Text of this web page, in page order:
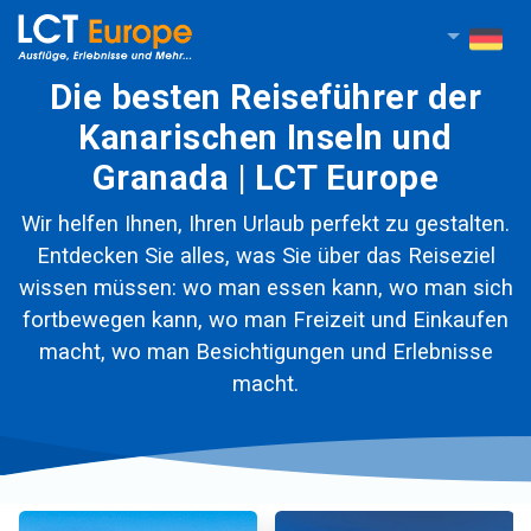
Die besten Reiseführer der
Kanarischen Inseln und
Granada | LCT Europe
Wir helfen Ihnen, Ihren Urlaub perfekt zu gestalten.
Entdecken Sie alles, was Sie über das Reiseziel
wissen müssen: wo man essen kann, wo man sich
fortbewegen kann, wo man Freizeit und Einkaufen
macht, wo man Besichtigungen und Erlebnisse
macht.